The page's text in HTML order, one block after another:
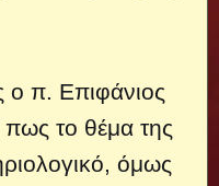
π. Επιφάνιος
το θέμα της
όμως